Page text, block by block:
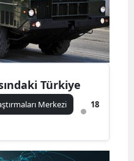
Türkiye
Merkezi
18